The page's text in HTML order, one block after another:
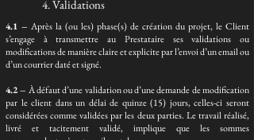
4. Validations
4.1 – Après la (ou les) phase(s) de création du projet, le Client
s’engage à transmettre au Prestataire ses validations ou
modifications de manière claire et explicite par l’envoi d’un email ou
d’un courrier daté et signé.
4.2 – À défaut d’une validation ou d’une demande de modification
par le client dans un délai de quinze (15) jours, celles-ci seront
considérées comme validées par les deux parties. Le travail réalisé,
livré et tacitement validé, implique que les sommes